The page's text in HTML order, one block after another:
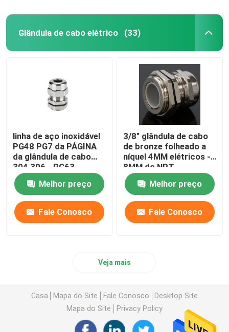
Glândula de cabo elétrico (33)
linha de aço inoxidável
PG48 PG7 da PÁGINA
da glândula de cabo
304 306 - PG63
impermeável
Melhor preço
Fale Conosco
3/8" glândula de cabo
de bronze folheado a
níquel 4MM elétricos -
8MM do NPT
impermeáveis
Melhor preço
Fale Conosco
Veja mais
Casa Mapa do Site Fale Conosco
Desktop Site
Mapa do Site
Privacy Policy